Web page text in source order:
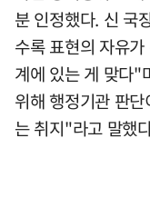
분 인정했다. 신 국
수록 표현의 자유
계에 있는 게 맞다"
위해 행정기관 판
는 취지"라고 말했